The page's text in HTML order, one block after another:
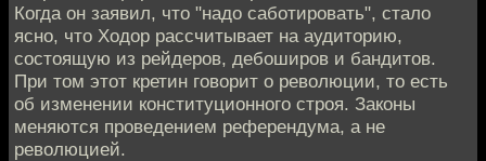
Когда он заявил, что "надо саботировать", стало
ясно, что Ходор рассчитывает на аудиторию,
состоящую из рейдеров, дебоширов и бандитов.
При том этот кретин говорит о революции, то есть
об изменении конституционного строя. Законы
меняются проведением референдума, а не
революцией.